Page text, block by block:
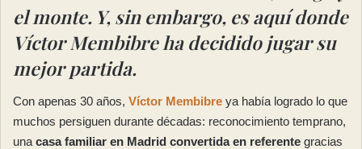
el monte. Y, sin embargo, es aquí donde
Víctor Membibre ha decidido jugar su
mejor partida.
Con apenas 30 años, Víctor Membibre ya había logrado lo que
muchos persiguen durante décadas: reconocimiento temprano,
una casa familiar en Madrid convertida en referente gracias